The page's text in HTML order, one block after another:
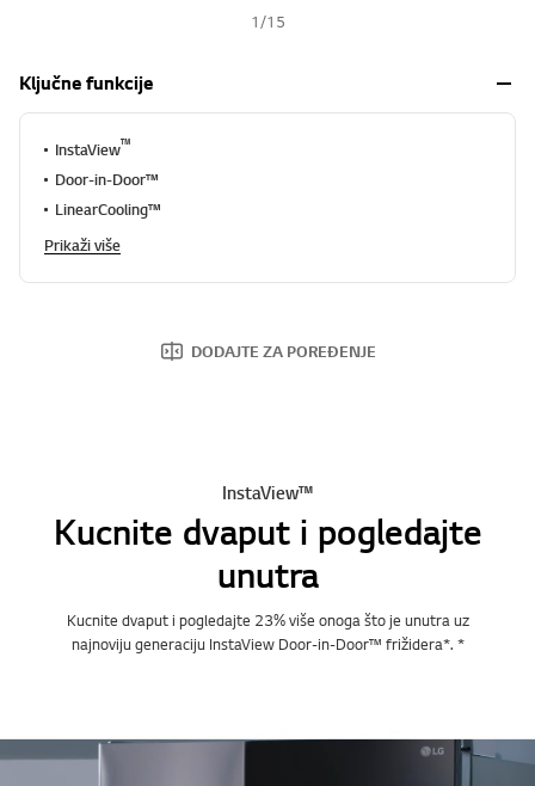
1 /15
Ključne funkcije
InstaView™
Door-in-Door™
LinearCooling™
Prikaži više
DODAJTE ZA POREĐENJE
InstaView™
Kucnite dvaput i pogledajte
unutra
Kucnite dvaput i pogledajte 23% više onoga što je unutra uz
najnoviju generaciju InstaView Door-in-Door™ frižidera*. *